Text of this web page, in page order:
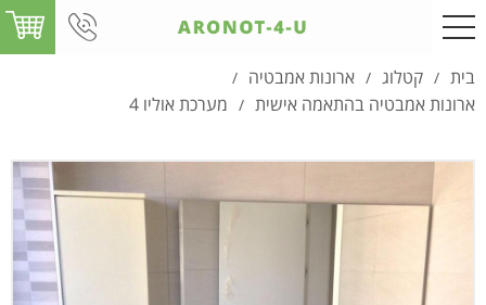
בית / קטלוג / ארונות אמבטיה /
ארונות אמבטיה בהתאמה אישית / מערכת אוליו 4